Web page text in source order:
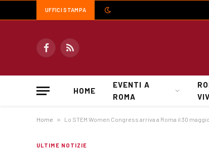
UFFICI STAMPA
FacebookRSS
HOME
EVENTI A
ROMA
Home » Lo STEM Women Congress arriva a Roma il 30 maggio
ULTIME NOTIZIE